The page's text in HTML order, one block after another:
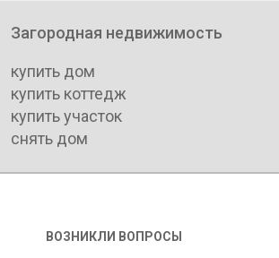
Загородная недвижимость
купить дом
купить коттедж
купить участок
снять дом
ВОЗНИКЛИ ВОПРОСЫ